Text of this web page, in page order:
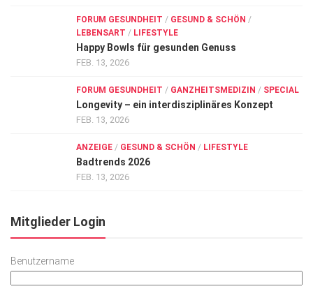
FORUM GESUNDHEIT / GESUND & SCHÖN /
LEBENSART / LIFESTYLE
Happy Bowls für gesunden Genuss
FEB. 13, 2026
FORUM GESUNDHEIT / GANZHEITSMEDIZIN / SPECIAL
Longevity – ein interdisziplinäres Konzept
FEB. 13, 2026
ANZEIGE / GESUND & SCHÖN / LIFESTYLE
Badtrends 2026
FEB. 13, 2026
Mitglieder Login
Benutzername